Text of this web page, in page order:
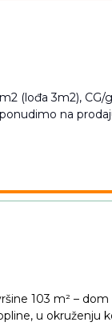
(lođa 3m2), CG/
na
103 m² – dom
u okruženju